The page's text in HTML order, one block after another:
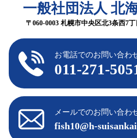
一般社団法人 北
〒060-0003 札幌市中央区北3条西7
お電話でのお問い合わ
011-271-
メールでのお問い合わ
fish10@h-